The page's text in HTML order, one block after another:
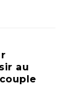
au